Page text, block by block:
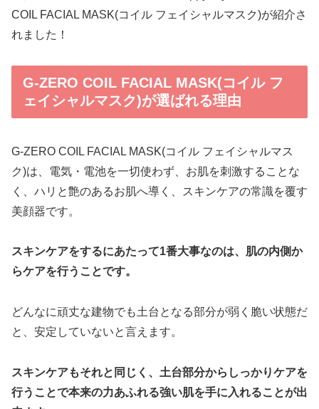
COIL FACIAL MASK(コイル フェイシャルマスク)が紹介さ
れました！
G-ZERO COIL FACIAL MASK(コイル フ
ェイシャルマスク)が選ばれる理由
G-ZERO COIL FACIAL MASK(コイル フェイシャルマス
ク)は、電気・電池を一切使わず、お肌を刺激することな
く、ハリと艶のあるお肌へ導く、スキンケアの常識を覆す
美顔器です。
スキンケアをするにあたって1番大事なのは、 肌の内側か
らケアを行うことです。
どんなに頑丈な建物でも土台となる部分が弱く脆い状態だ
と、安定していないと言えます。
スキンケアもそれと同じく、土台部分からしっかりケアを
行うことで本来の力あふれる強い肌を手に入れることが出